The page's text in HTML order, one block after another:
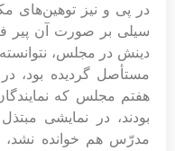
در پی و نیز توهین‌های
سیلی بر صورت آن پیر
دینش در مجلس، نتوانسته
مستأصل گردیده بود، در
هفتم مجلس که
بودند، در نمایشی
مدرّس هم خوانده نشد،